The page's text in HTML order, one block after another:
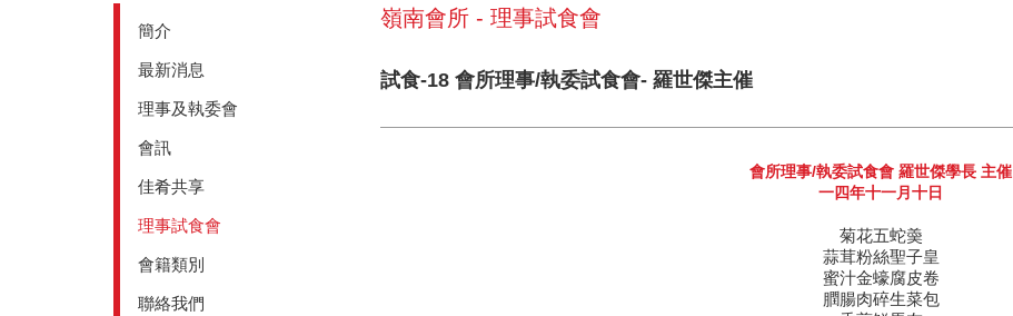
簡介
最新消息
理事及執委會
會訊
佳肴共享
理事試食會
會籍類別
聯絡我們
嶺南會所 - 理事試食會
試食-18 會所理事/執委試食會- 羅世傑主催
會所理事/執委試食會 羅世傑學長 主催
一四年十一月十日
菊花五蛇羮
蒜茸粉絲聖子皇
蜜汁金蠔腐皮卷
膶腸肉碎生菜包